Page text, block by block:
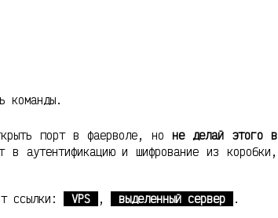
команды.
порт в фаерволе, но не делай этого в
в аутентификацию и шифрование из коробки,
ссылки: VPS , выделенный сервер .